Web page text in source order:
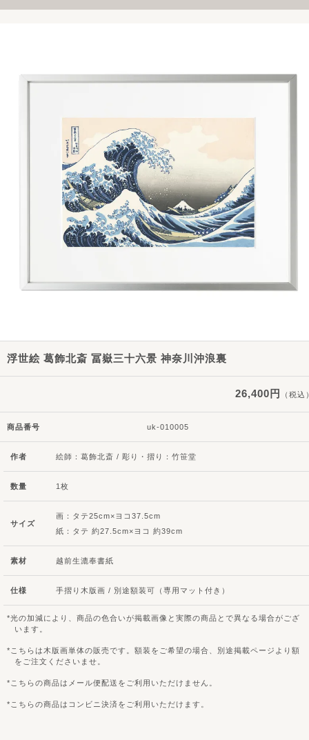
作者 絵師：葛飾北斎 / 彫り・摺り：竹笹堂
数量 1枚
サイズ
画：タテ25cm×ヨコ37.5cm
紙：タテ 約27.5cm×ヨコ 約39cm
素材 越前生漉奉書紙
仕様 手摺り木版画 / 別途額装可（専用マット付き）
光の加減により、商品の色合いが掲載画像と実際の商品とで異なる場合がござ
います。
こちらは木版画単体の販売です。額装をご希望の場合、別途掲載ページより額
をご注文くださいませ。
こちらの商品はメール便配送をご利用いただけません。
こちらの商品はコンビニ決済をご利用いただけます。
浮世絵 葛飾北斎 冨嶽三十六景 神奈川沖浪裏
26,400円 （税込
商品番号 uk-010005